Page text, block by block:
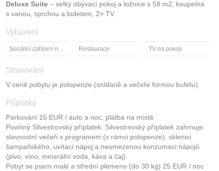
Deluxe Suite – velký obývací pokoj a ložnice s 58 m2, koupelna
s vanou, sprchou a bidetem, 2× TV
Vybavení
Sociální zařízení na pokoji Restaurace TV na pokoji
Stravování
V ceně pobytu je polopenze (snídaně a večeře formou bufetu).
Příplatky
Parkování 15 EUR / auto a noc, platba na místě.
Povinný Silvestrovský příplatek. Silvestrovský příplatek zahrnuje:
slavnostní večeři s programem (v rámci polopenze), sklenici
šampaňského, uvítací nápoj a neomezenou konzumaci nápojů
(pivo, víno, minerální voda, káva a čaj).
Pobyt se psem malé a střední plemeno (do 30 kg) 25 EUR / noc